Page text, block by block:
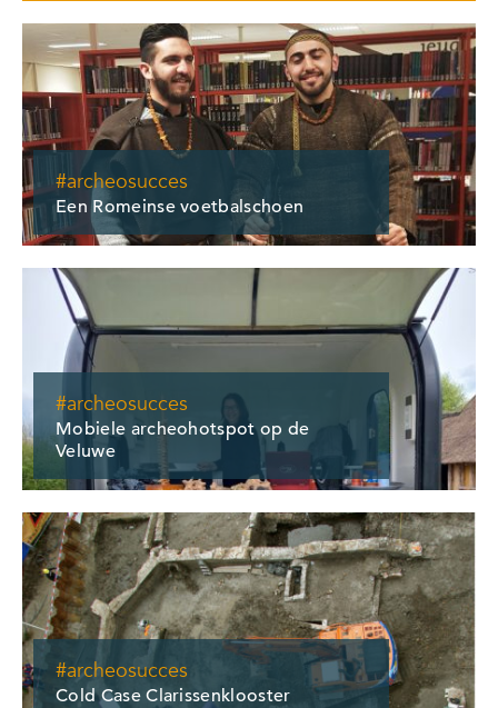
#archeosucces
Een Romeinse voetbalschoen
#archeosucces
Mobiele archeohotspot op de
Veluwe
#archeosucces
Cold Case Clarissenklooster